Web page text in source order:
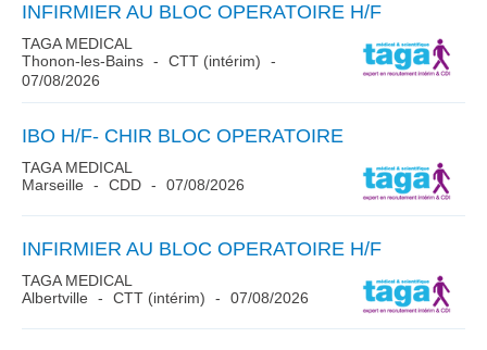
INFIRMIER AU BLOC OPERATOIRE H/F
TAGA MEDICAL
Thonon-les-Bains
CTT (intérim)
07/08/2026
IBO H/F- CHIR BLOC OPERATOIRE
TAGA MEDICAL
Marseille
CDD 07/08/2026
INFIRMIER AU BLOC OPERATOIRE H/F
TAGA MEDICAL
Albertville
CTT (intérim) 07/08/2026